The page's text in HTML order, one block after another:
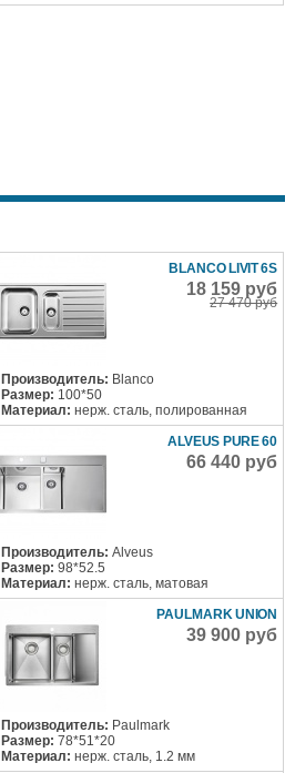
BLANCO LIVIT 6S
18 159 руб
27 470 руб
Производитель: Blanco
Размер: 100*50
Материал:нерж. сталь, полированная
ALVEUS PURE 60
66 440 руб
Производитель: Alveus
Размер: 98*52.5
Материал:нерж. сталь, матовая
PAULMARK UNION
39 900 руб
Производитель: Paulmark
Размер: 78*51*20
Материал:нерж. сталь, 1.2 мм